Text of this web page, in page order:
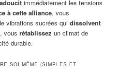
adoucitimmédiatement les tensions
à cette alliance, vous
vibrations sucrées qui dissolvent
, vous rétablissez un climat de
durable.
SOI-MÊME (SIMPLES ET